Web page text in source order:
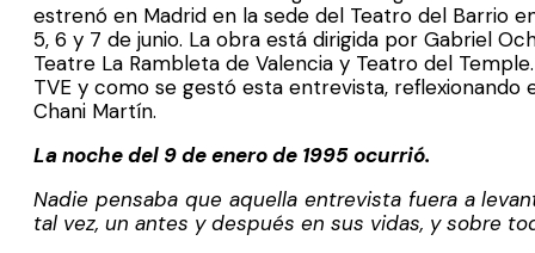
estrenó en Madrid en la sede del Teatro del Barrio
5, 6 y 7 de junio. La obra está dirigida por Gabriel
Teatre La Rambleta de Valencia y Teatro del
TVE y como se gestó esta entrevista,
Chani Martín.
La noche del 9 de enero de 1995 ocurrió.
Nadie pensaba que aquella entrevista fuera a
tal vez, un antes y después en sus vidas, y sobre